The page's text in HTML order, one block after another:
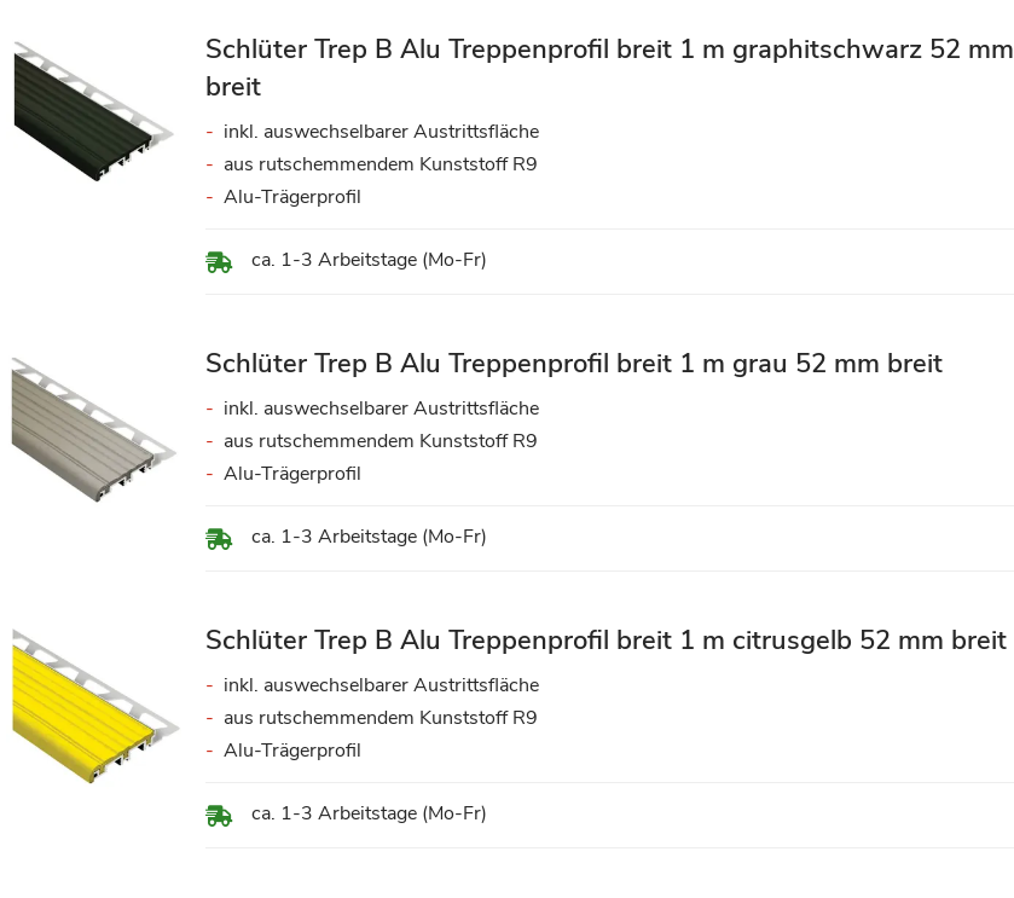
Schlüter Trep B Alu Treppenprofil breit 1 m graphitschwarz 52 mm
breit
ca. 1-3 Arbeitstage (Mo-Fr)
inkl. auswechselbarer Austrittsfläche
aus rutschemmendem Kunststoff R9
Alu-Trägerprofil
Schlüter Trep B Alu Treppenprofil breit 1 m grau 52 mm breit
ca. 1-3 Arbeitstage (Mo-Fr)
inkl. auswechselbarer Austrittsfläche
aus rutschemmendem Kunststoff R9
Alu-Trägerprofil
Schlüter Trep B Alu Treppenprofil breit 1 m citrusgelb 52 mm breit
ca. 1-3 Arbeitstage (Mo-Fr)
inkl. auswechselbarer Austrittsfläche
aus rutschemmendem Kunststoff R9
Alu-Trägerprofil